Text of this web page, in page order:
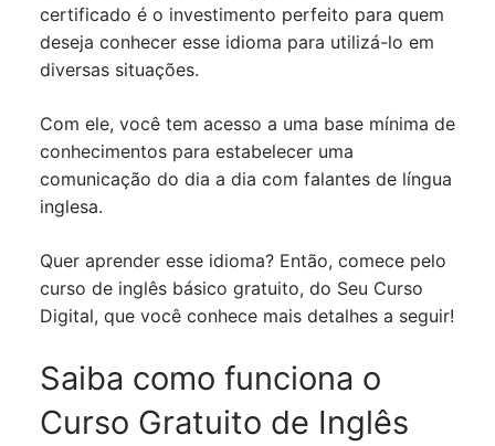
certificado é o investimento perfeito para quem
deseja conhecer esse idioma para utilizá-lo em
diversas situações.
Com ele, você tem acesso a uma base mínima de
conhecimentos para estabelecer uma
comunicação do dia a dia com falantes de língua
inglesa.
Quer aprender esse idioma? Então, comece pelo
curso de inglês básico gratuito, do Seu Curso
Digital, que você conhece mais detalhes a seguir!
Saiba como funciona o
Curso Gratuito de Inglês